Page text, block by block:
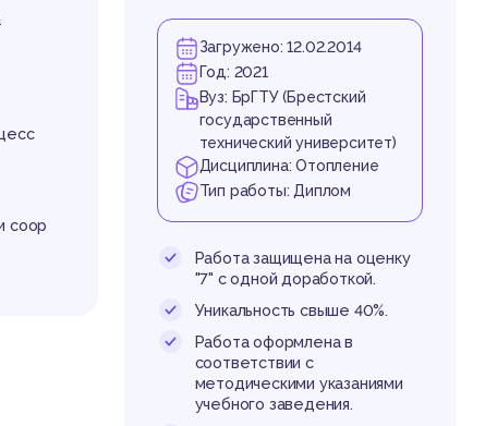
соор
Загружено: 12.02.2014
Год: 2021
Вуз: БрГТУ (Брестский
государственный
технический университет)
Дисциплина: Отопление
Тип работы: Диплом
Работа защищена на оценку
"7" с одной доработкой.
Уникальность свыше 40%.
Работа оформлена в
соответствии с
методическими указаниями
учебного заведения.